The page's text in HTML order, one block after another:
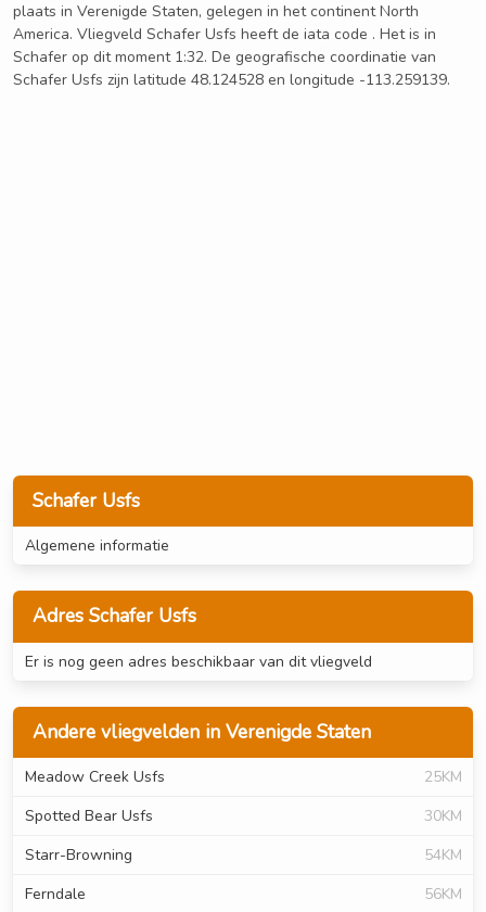
Schafer Usfs
Algemene informatie
Adres Schafer Usfs
Er is nog geen adres beschikbaar van dit vliegveld
Andere vliegvelden in Verenigde Staten
Meadow Creek Usfs
25KM
Spotted Bear Usfs
30KM
Starr-Browning
54KM
Ferndale
56KM
plaats in Verenigde Staten, gelegen in het continent North
America. Vliegveld Schafer Usfs heeft de iata code . Het is in
Schafer op dit moment 1:32. De geografische coordinatie van
Schafer Usfs zijn latitude 48.124528 en longitude -113.259139.